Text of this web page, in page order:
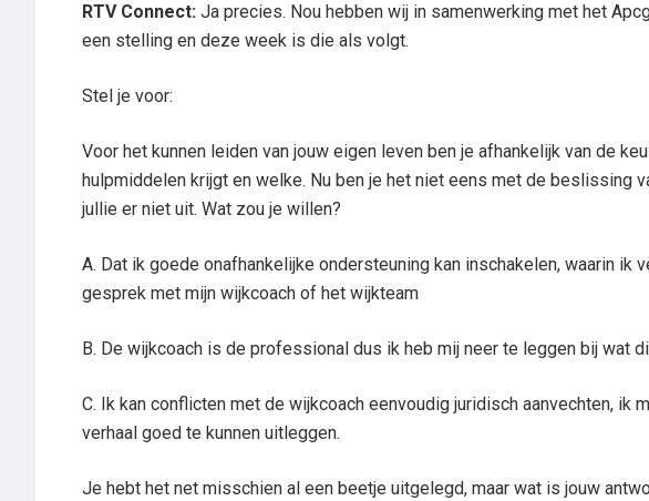
RTV Connect: Ja precies. Nou hebben wij in samenwerking met het
een stelling en deze week is die als volgt.
Stel je voor:
Voor het kunnen leiden van jouw eigen leven ben je afhankelijk van de
hulpmiddelen krijgt en welke. Nu ben je het niet eens met de beslissing
jullie er niet uit. Wat zou je willen?
A. Dat ik goede onafhankelijke ondersteuning kan inschakelen, waarin ik
gesprek met mijn wijkcoach of het wijkteam
B. De wijkcoach is de professional dus ik heb mij neer te leggen bij wat
C. Ik kan conflicten met de wijkcoach eenvoudig juridisch aanvechten, ik
verhaal goed te kunnen uitleggen.
Je hebt het net misschien al een beetje uitgelegd, maar wat is jouw